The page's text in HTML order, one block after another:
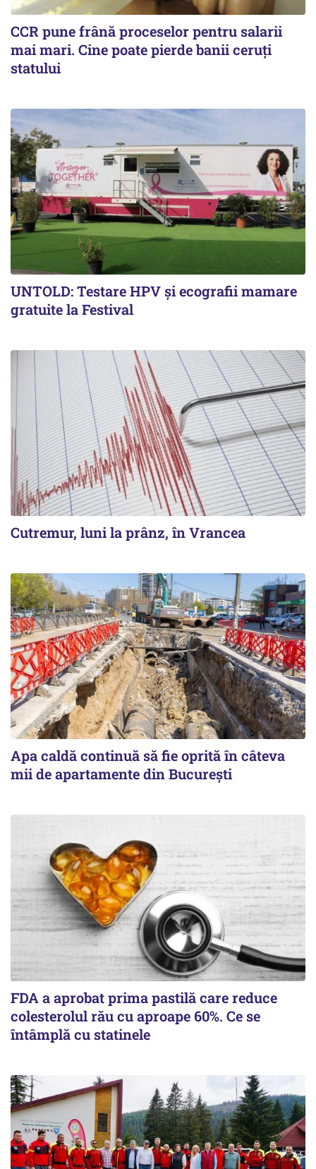
CCR pune frână proceselor pentru salarii
mai mari. Cine poate pierde banii ceruți
statului
UNTOLD: Testare HPV și ecografii mamare
gratuite la Festival
Cutremur, luni la prânz, în Vrancea
Apa caldă continuă să fie oprită în câteva
mii de apartamente din București
FDA a aprobat prima pastilă care reduce
colesterolul rău cu aproape 60%. Ce se
întâmplă cu statinele